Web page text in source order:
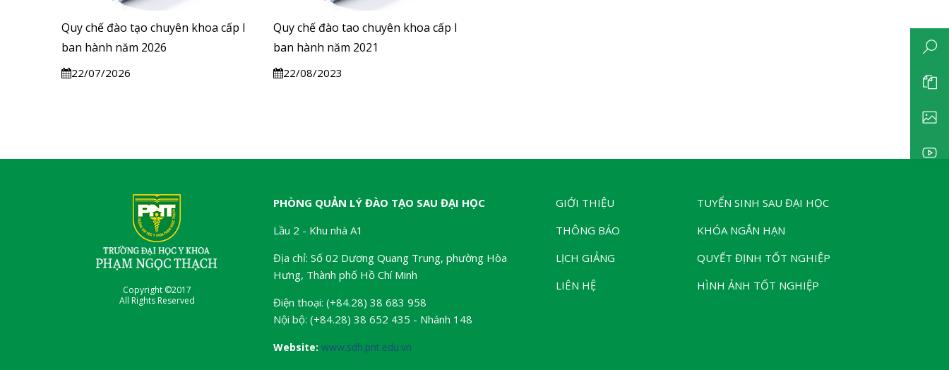
Quy chế đào tạo chuyên khoa cấp I
ban hành năm 2026
22/07/2026
Quy chế đào tao chuyên khoa cấp I
ban hành năm 2021
22/08/2023
Copyright ©2017
All Rights Reserved
PHÒNG QUẢN LÝ ĐÀO TẠO SAU ĐẠI HỌC
Lầu 2 - Khu nhà A1
Địa chỉ: Số 02 Dương Quang Trung, phường Hòa
Hưng, Thành phố Hồ Chí Minh
Điện thoại: (+84.28) 38 683 958
Nội bộ: (+84.28) 38 652 435 - Nhánh 148
Website: www.sdh.pnt.edu.vn
GIỚI THIỆU
THÔNG BÁO
LỊCH GIẢNG
LIÊN HỆ
TUYỂN SINH SAU ĐẠI HỌC
KHÓA NGẮN HẠN
QUYẾT ĐỊNH TỐT NGHIỆP
HÌNH ẢNH TỐT NGHIỆP